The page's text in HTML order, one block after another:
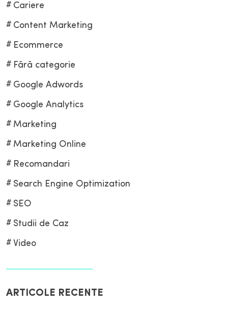
Cariere
Content Marketing
Ecommerce
Fără categorie
Google Adwords
Google Analytics
Marketing
Marketing Online
Recomandari
Search Engine Optimization
SEO
Studii de Caz
Video
ARTICOLE RECENTE